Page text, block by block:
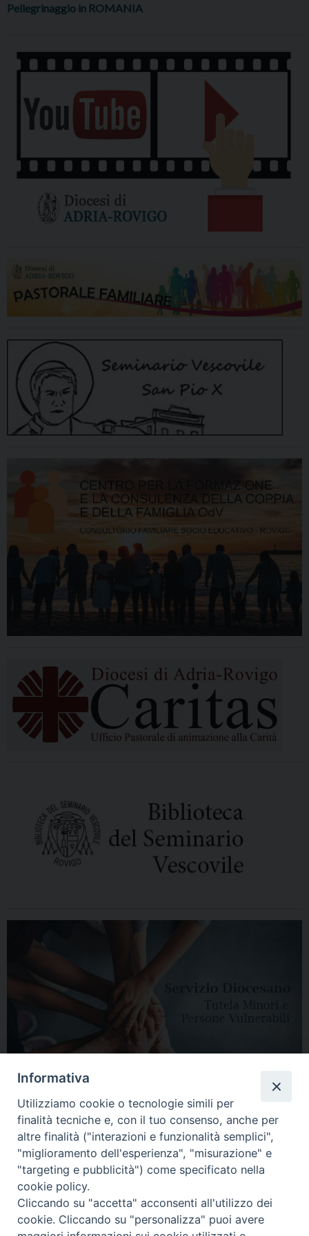
Pellegrinaggio in ROMANIA
HOME DIOCESI VESCOVO CURIA VESCOVILE NEWS
APPUNTAMENTI CONTATTI SERVIZIO ANTENATI
Informativa
Utilizziamo cookie o tecnologie simili per
finalità tecniche e, con il tuo consenso, anche per
altre finalità ("interazioni e funzionalità semplici",
"miglioramento dell'esperienza", "misurazione" e
"targeting e pubblicità") come specificato nella
cookie policy.
Cliccando su "accetta" acconsenti all'utilizzo dei
cookie. Cliccando su "personalizza" puoi avere